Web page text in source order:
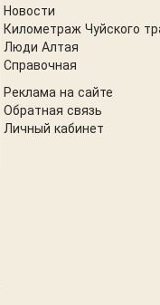
Новости
Километраж Чуйского
Люди Алтая
Справочная
Реклама на сайте
Обратная связь
Личный кабинет